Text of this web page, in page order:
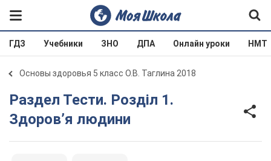
ГДЗ Учебники ЗНО ДПА Онлайн уроки НМТ
Основы здоровья 5 класс О.В. Таглина 2018
Раздел Тести. Розділ 1.
Здоров’я людини